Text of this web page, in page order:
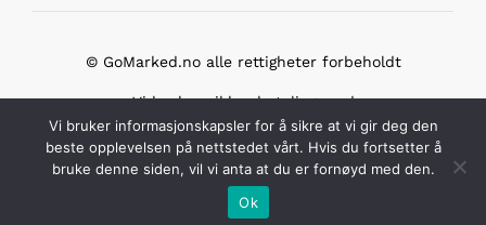
© GoMarked.no alle rettigheter forbeholdt
Vi bruker sikker betaling med
Vi bruker informasjonskapsler for å sikre at vi gir deg den
beste opplevelsen på nettstedet vårt. Hvis du fortsetter å
bruke denne siden, vil vi anta at du er fornøyd med den.
Ok